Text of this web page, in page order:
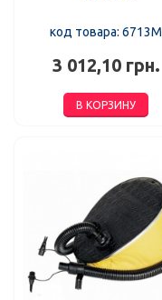
код товара: 6713M
3 012,10 грн.
В КОРЗИНУ